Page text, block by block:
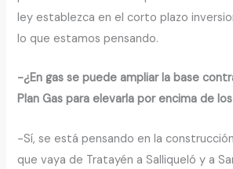
ley establezca en el corto plazo
lo que estamos pensando.
-¿En gas se puede ampliar la base
Plan Gas para elevarla por encima de
-Sí, se está pensando en la
que vaya de Tratayén a Salliqueló y a